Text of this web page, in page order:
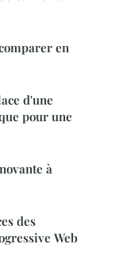
en
d'une
pour une
à
des
Web